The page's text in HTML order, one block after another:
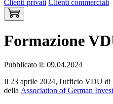
Clienti privati Clienti commerciali
Formazione
Pubblicato il: 09.04.2024
Il 23 aprile 2024, l'ufficio VDU di
della Association of German